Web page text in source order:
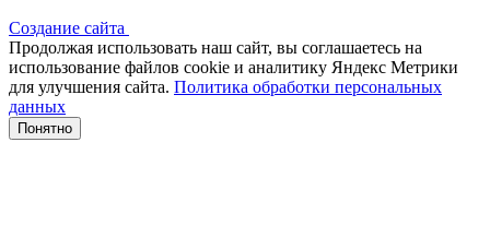
Создание сайта
Продолжая использовать наш сайт, вы соглашаетесь на
использование файлов сооkіе и аналитику Яндекс Метрики
для улучшения сайта. Политика обработки персональных
данных
Понятно